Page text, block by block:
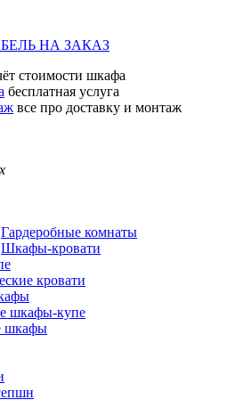
НА ЗАКАЗ
стоимости шкафа
бесплатная услуга
все про доставку и монтаж
Гардеробные комнаты
Шкафы-кровати
кровати
шкафы-купе
шкафы